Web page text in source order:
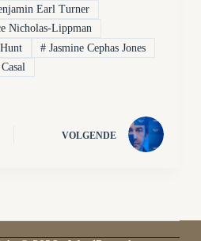
Earl Turner
Nicholas-Lippman
# Jasmine Cephas Jones
VOLGENDE